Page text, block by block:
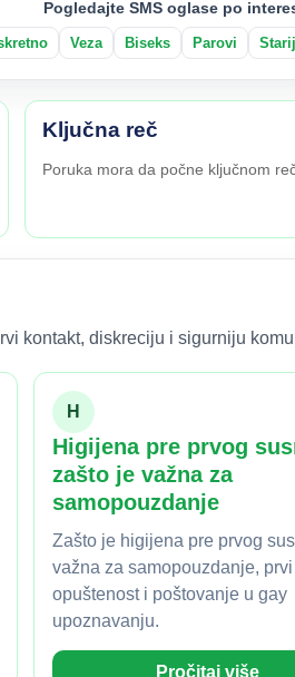
Pogledajte SMS oglase po
Veza Biseks Parovi
Ključna reč
Poruka mora da počne ključnom
kontakt, diskreciju i sigurniju
H
Higijena pre prvog
zašto je važna za
samopouzdanje
Zašto je higijena pre prvog
važna za samopouzdanje,
opuštenost i poštovanje u gay
upoznavanju.
Pročitaj više